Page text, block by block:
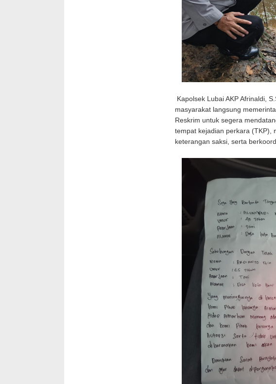
Kapolsek Lubai AKP Afrinaldi,
masyarakat langsung
Reskrim untuk segera
tempat kejadian perkara (TKP),
keterangan saksi, serta